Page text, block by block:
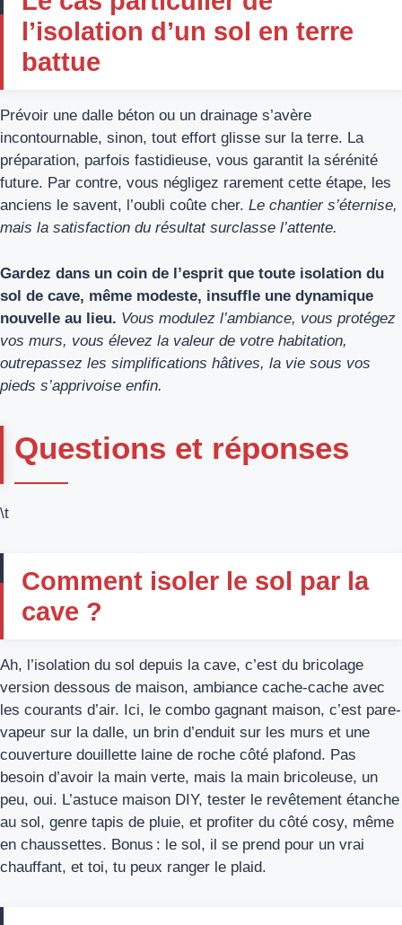
l’isolation d’un sol en terre
battue
Prévoir une dalle béton ou un drainage s’avère
incontournable, sinon, tout effort glisse sur la terre. La
préparation, parfois fastidieuse, vous garantit la sérénité
future. Par contre, vous négligez rarement cette étape, les
anciens le savent, l’oubli coûte cher. Le chantier s’éternise,
mais la satisfaction du résultat surclasse l’attente.
Gardez dans un coin de l’esprit que toute isolation du
sol de cave, même modeste, insuffle une dynamique
nouvelle au lieu. Vous modulez l’ambiance, vous protégez
vos murs, vous élevez la valeur de votre habitation,
outrepassez les simplifications hâtives, la vie sous vos
pieds s’apprivoise enfin.
Questions et réponses
\t
Comment isoler le sol par la
cave ?
Ah, l’isolation du sol depuis la cave, c’est du bricolage
version dessous de maison, ambiance cache-cache avec
les courants d’air. Ici, le combo gagnant maison, c’est pare-
vapeur sur la dalle, un brin d’enduit sur les murs et une
couverture douillette laine de roche côté plafond. Pas
besoin d’avoir la main verte, mais la main bricoleuse, un
peu, oui. L’astuce maison DIY, tester le revêtement étanche
au sol, genre tapis de pluie, et profiter du côté cosy, même
en chaussettes. Bonus : le sol, il se prend pour un vrai
chauffant, et toi, tu peux ranger le plaid.